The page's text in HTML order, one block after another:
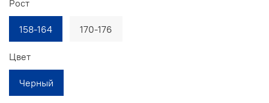
Рост
158-164 170-176
Цвет
Черный